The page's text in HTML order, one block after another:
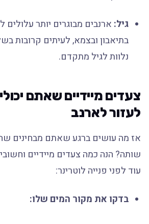
גיל:ארנבים מבוגרים יותר עלולים
בתיאבון ובצמא, לעיתים קרובות
נלוות לגיל מתקדם.
צעדים מיידיים שאתם
לעזור לארנב
אז מה עושים ברגע שאתם מבחינים
שותה? הנה כמה צעדים מיידיים
עוד לפני פנייה לוטרינר:
בדקו את מקור המים שלו: